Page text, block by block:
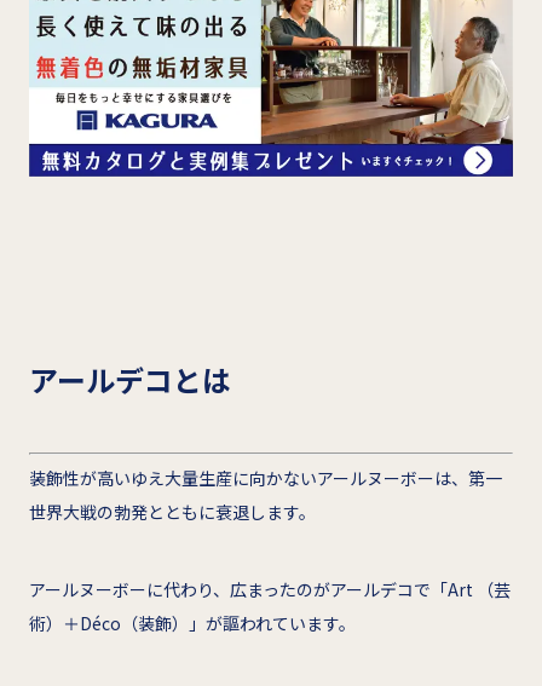
アールデコとは
装飾性が高いゆえ大量生産に向かないアールヌーボーは、第一
世界大戦の勃発とともに衰退します。
アールヌーボーに代わり、広まったのがアールデコで「Art （芸
術）＋Déco（装飾）」が謳われています。